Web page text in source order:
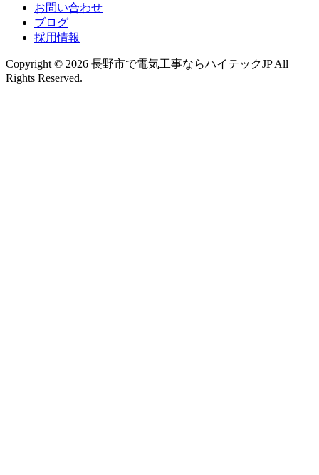
お問い合わせ
ブログ
採用情報
Copyright © 2026 長野市で電気工事ならハイテックJP All
Rights Reserved.